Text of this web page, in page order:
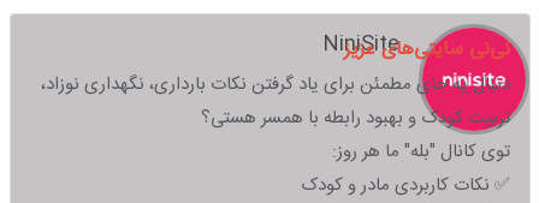
NiniSite
نی‌نی سایتی‌های عزیز
دنبال یه جای مطمئن برای یاد گرفتن نکات بارداری، نگهداری نوزاد،
تربیت کودک و بهبود رابطه با همسر هستی؟
توی کانال "بله" ما هر روز:
✅ نکات کاربردی مادر و کودک